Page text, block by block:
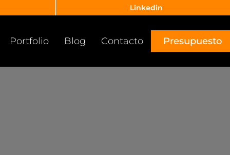
Linkedin
Portfolio Blog Contacto Presupuesto